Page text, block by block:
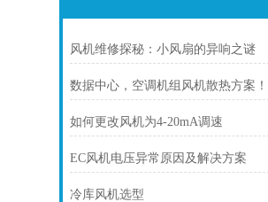
风机维修探秘：小风扇的异响之谜
数据中心，空调机组风机散热方案！
如何更改风机为4-20mA调速
EC风机电压异常原因及解决方案
冷库风机选型